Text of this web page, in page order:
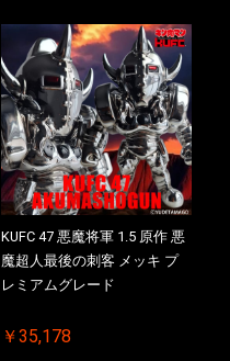
KUFC 47 悪魔将軍 1.5 原作 悪
魔超人最後の刺客 メッキ プ
レミアムグレード
￥35,178